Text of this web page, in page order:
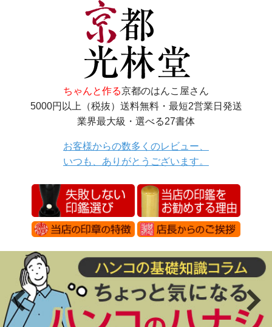
ちゃんと作る京都のはんこ屋さん
5000円以上（税抜）送料無料・最短2営業日発送
業界最大級・選べる27書体
お客様からの数多くのレビュー、
いつも、ありがとうございます。